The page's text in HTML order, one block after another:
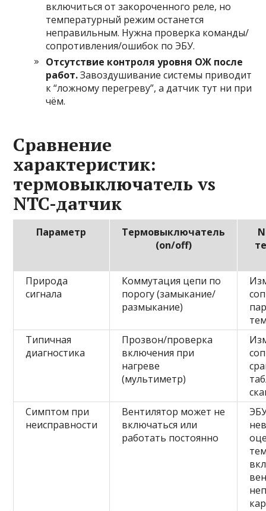
включиться от закороченного реле, но
температурный режим останется
неправильным. Нужна проверка команды/
сопротивления/ошибок по ЭБУ.
Отсутствие контроля уровня ОЖ после
работ.Завоздушивание системы приводит
к “ложному перегреву”, а датчик тут ни при
чём.
Сравнение
характеристик:
термовыключатель vs
NTC-датчик
Параметр
Термовыключатель
(on/off)
Природа
сигнала
Коммутация цепи по
порогу (замыкание/
размыкание)
Типичная
диагностика
Прозвон/проверка
включения при
нагреве
(мультиметр)
Симптом при
неисправности
Вентилятор может не
включаться или
работать постоянно